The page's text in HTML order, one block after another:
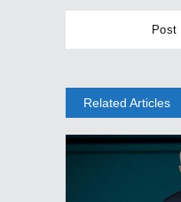
Related Articles